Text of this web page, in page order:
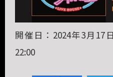
開催日：2024年3月17
22:00